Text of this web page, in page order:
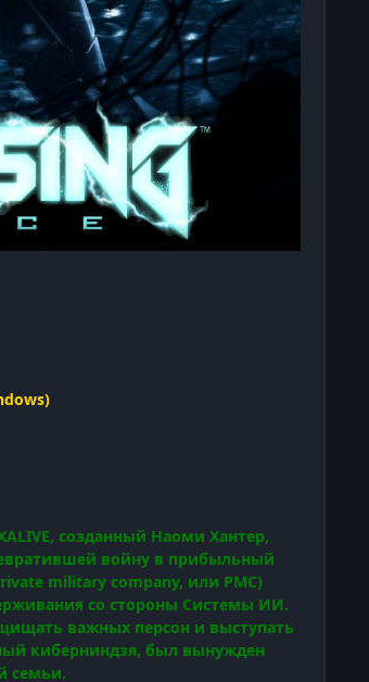
созданный Наоми Хантер,
войну в прибыльный
military company, или PMC)
со стороны Системы ИИ.
важных персон и выступать
киберниндзя, был вынужден
семьи.